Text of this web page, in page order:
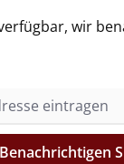
wir
Benachrichtigen